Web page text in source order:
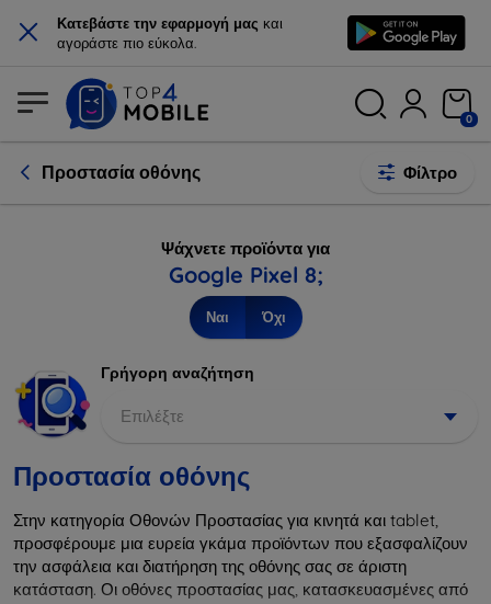
× Κατεβάστε την εφαρμογή μας και
αγοράστε πιο εύκολα.
0
Προστασία οθόνης Φίλτρο
Ψάχνετε προϊόντα για
Google Pixel 8;
Ναι Όχι
Γρήγορη αναζήτηση
Επιλέξτε
Προστασία οθόνης
Στην κατηγορία Οθονών Προστασίας για κινητά και tablet,
προσφέρουμε μια ευρεία γκάμα προϊόντων που εξασφαλίζουν
την ασφάλεια και διατήρηση της οθόνης σας σε άριστη
κατάσταση. Οι οθόνες προστασίας μας, κατασκευασμένες από